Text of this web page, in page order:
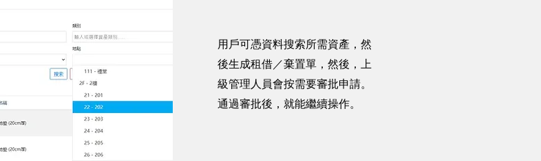
用戶可憑資料搜索所需資產，然
後生成租借／棄置單，然後，上
級管理人員會按需要審批申請。
通過審批後，就能繼續操作。